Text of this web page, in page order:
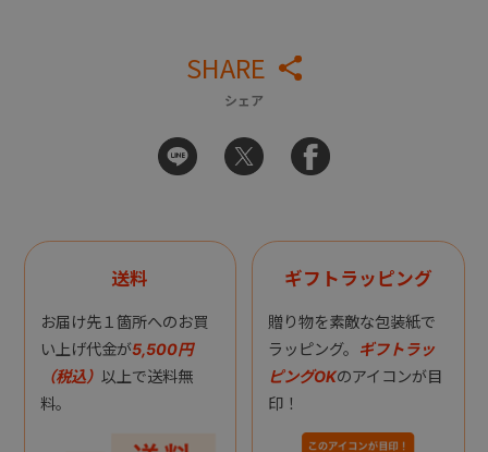
SHARE
シェア
送料
お届け先１箇所へのお買
い上げ代金が5,500円
（税込） 以上で送料無
料。
ギフトラッピング
贈り物を素敵な包装紙で
ラッピング。 ギフトラッ
ピングOKのアイコンが目
印！